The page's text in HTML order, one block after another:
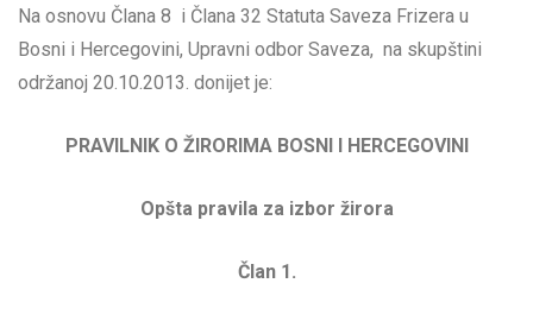
Na osnovu Člana 8 i Člana 32 Statuta Saveza Frizera u
Bosni i Hercegovini, Upravni odbor Saveza, na skupštini
održanoj 20.10.2013. donijet je:
PRAVILNIK O ŽIRORIMA BOSNI I HERCEGOVINI
Opšta pravila za izbor žirora
Član 1.